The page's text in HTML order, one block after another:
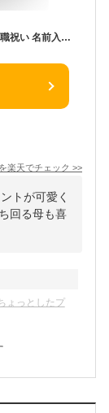
サーモス 名入れ 猫 犬 プレゼント 還暦祝い 女性 退職祝い 名前入り 500ml 水筒 かわいい おしゃれ マイボトル 女友達 記念品 ギフト 男性
楽天でチェック >>
トが可愛く
回る母も喜
ょっとしたプ